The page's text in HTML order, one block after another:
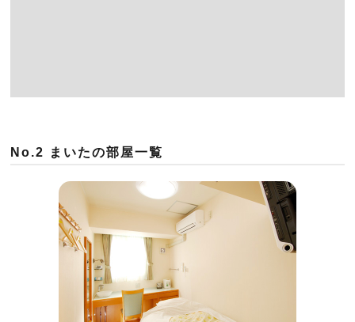
No.2 まいたの部屋一覧